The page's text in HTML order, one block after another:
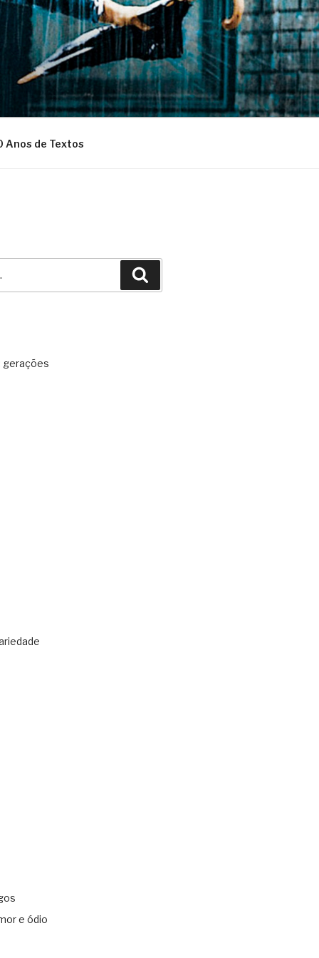
Anos de Textos
gerações
e ódio